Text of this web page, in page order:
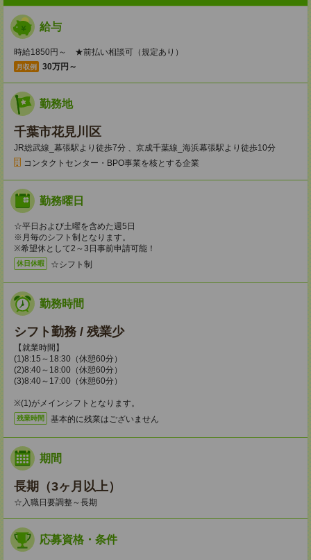
給与
時給1850円～ ★前払い相談可（規定あり）
月収例 30万円～
勤務地
千葉市花見川区
JR総武線_幕張駅より徒歩7分 、京成千葉線_海浜幕張駅より徒歩10分
コンタクトセンター・BPO事業を核とする企業
勤務曜日
☆平日および土曜を含めた週5日
※月毎のシフト制となります。
※希望休として2～3日事前申請可能！
休日休暇 ☆シフト制
勤務時間
シフト勤務 / 残業少
【就業時間】
(1)8:15～18:30（休憩60分）
(2)8:40～18:00（休憩60分）
(3)8:40～17:00（休憩60分）
※(1)がメインシフトとなります。
残業時間 基本的に残業はございません
期間
長期（3ヶ月以上）
☆入職日要調整～長期
応募資格・条件